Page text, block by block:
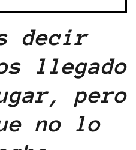
decir
llegado
pero
no lo